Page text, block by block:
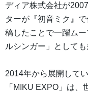
ディア株式会社が
ターが『初音ミク』
稿したことで一躍ム
ルシンガー」として
2014年から展開して
「MIKU EXPO」は